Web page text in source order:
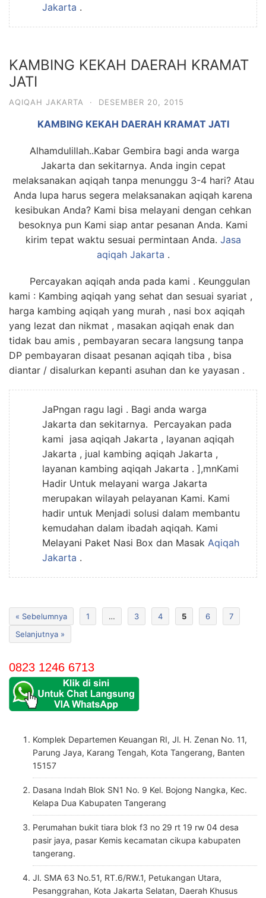
Jakarta .
KAMBING KEKAH DAERAH KRAMAT
JATI
AQIQAH JAKARTA · DESEMBER 20, 2015
KAMBING KEKAH DAERAH KRAMAT JATI
Alhamdulillah..Kabar Gembira bagi anda warga
Jakarta dan sekitarnya. Anda ingin cepat
melaksanakan aqiqah tanpa menunggu 3-4 hari? Atau
Anda lupa harus segera melaksanakan aqiqah karena
kesibukan Anda? Kami bisa melayani dengan cehkan
besoknya pun Kami siap antar pesanan Anda. Kami
kirim tepat waktu sesuai permintaan Anda. Jasa
aqiqah Jakarta .
Percayakan aqiqah anda pada kami . Keunggulan
kami : Kambing aqiqah yang sehat dan sesuai syariat ,
harga kambing aqiqah yang murah , nasi box aqiqah
yang lezat dan nikmat , masakan aqiqah enak dan
tidak bau amis , pembayaran secara langsung tanpa
DP pembayaran disaat pesanan aqiqah tiba , bisa
diantar / disalurkan kepanti asuhan dan ke yayasan .
JaPngan ragu lagi . Bagi anda warga
Jakarta dan sekitarnya. Percayakan pada
kami jasa aqiqah Jakarta , layanan aqiqah
Jakarta , jual kambing aqiqah Jakarta ,
layanan kambing aqiqah Jakarta . ],mnKami
Hadir Untuk melayani warga Jakarta
merupakan wilayah pelayanan Kami. Kami
hadir untuk Menjadi solusi dalam membantu
kemudahan dalam ibadah aqiqah. Kami
Melayani Paket Nasi Box dan Masak Aqiqah
Jakarta .
« Sebelumnya 1 … 3 4 5 6
7
Selanjutnya »
0823 1246 6713
Komplek Departemen Keuangan RI, Jl. H. Zenan No. 11,
Parung Jaya, Karang Tengah, Kota Tangerang, Banten
15157
Dasana Indah Blok SN1 No. 9 Kel. Bojong Nangka, Kec.
Kelapa Dua Kabupaten Tangerang
Perumahan bukit tiara blok f3 no 29 rt 19 rw 04 desa
pasir jaya, pasar Kemis kecamatan cikupa kabupaten
tangerang.
Jl. SMA 63 No.51, RT.6/RW.1, Petukangan Utara,
Pesanggrahan, Kota Jakarta Selatan, Daerah Khusus